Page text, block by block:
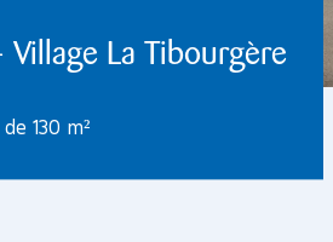
Village La Tibourgère
130 m²